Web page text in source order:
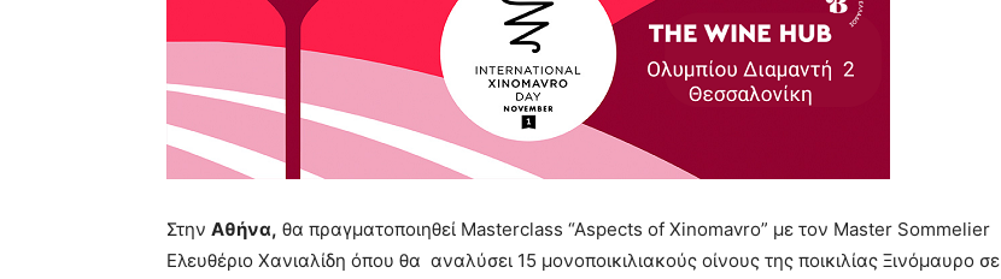
Στην Αθήνα, θα πραγματοποιηθεί Masterclass “Aspects of Xinomavro” με τον Master Sommelier
Ελευθέριο Χανιαλίδη όπου θα αναλύσει 15 μονοποικιλιακούς οίνους της ποικιλίας Ξινόμαυρο σε